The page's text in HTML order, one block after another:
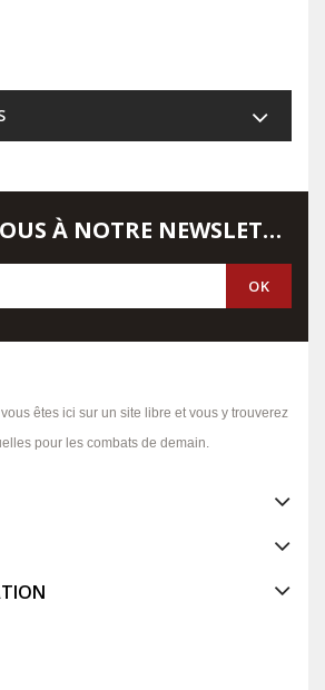
INSCRIVEZ-VOUS À NOTRE NEWSLETTER
êtes ici sur un site libre et vous y trouverez
pour les combats de demain.